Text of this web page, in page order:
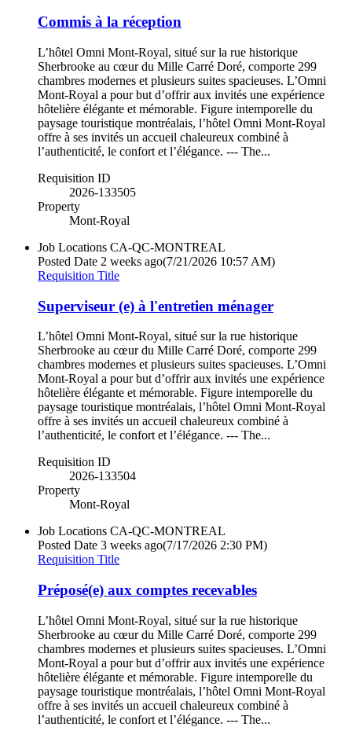
Commis à la réception
L’hôtel Omni Mont-Royal, situé sur la rue historique
Sherbrooke au cœur du Mille Carré Doré, comporte 299
chambres modernes et plusieurs suites spacieuses. L’Omni
Mont-Royal a pour but d’offrir aux invités une expérience
hôtelière élégante et mémorable. Figure intemporelle du
paysage touristique montréalais, l’hôtel Omni Mont-Royal
offre à ses invités un accueil chaleureux combiné à
l’authenticité, le confort et l’élégance. --- The...
Requisition ID
2026-133505
Property
Mont-Royal
Job Locations CA-QC-MONTREAL
Posted Date 2 weeks ago(7/21/2026 10:57 AM)
Requisition Title
Superviseur (e) à l'entretien ménager
L’hôtel Omni Mont-Royal, situé sur la rue historique
Sherbrooke au cœur du Mille Carré Doré, comporte 299
chambres modernes et plusieurs suites spacieuses. L’Omni
Mont-Royal a pour but d’offrir aux invités une expérience
hôtelière élégante et mémorable. Figure intemporelle du
paysage touristique montréalais, l’hôtel Omni Mont-Royal
offre à ses invités un accueil chaleureux combiné à
l’authenticité, le confort et l’élégance. --- The...
Requisition ID
2026-133504
Property
Mont-Royal
Job Locations CA-QC-MONTREAL
Posted Date 3 weeks ago(7/17/2026 2:30 PM)
Requisition Title
Préposé(e) aux comptes recevables
L’hôtel Omni Mont-Royal, situé sur la rue historique
Sherbrooke au cœur du Mille Carré Doré, comporte 299
chambres modernes et plusieurs suites spacieuses. L’Omni
Mont-Royal a pour but d’offrir aux invités une expérience
hôtelière élégante et mémorable. Figure intemporelle du
paysage touristique montréalais, l’hôtel Omni Mont-Royal
offre à ses invités un accueil chaleureux combiné à
l’authenticité, le confort et l’élégance. --- The...